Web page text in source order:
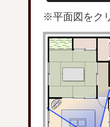
※平面図をク